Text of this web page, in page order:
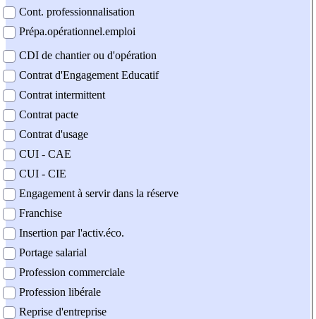
Cont. professionnalisation
Prépa.opérationnel.emploi
CDI de chantier ou d'opération
Contrat d'Engagement Educatif
Contrat intermittent
Contrat pacte
Contrat d'usage
CUI - CAE
CUI - CIE
Engagement à servir dans la réserve
Franchise
Insertion par l'activ.éco.
Portage salarial
Profession commerciale
Profession libérale
Reprise d'entreprise